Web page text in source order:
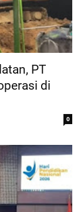
PT
di
0